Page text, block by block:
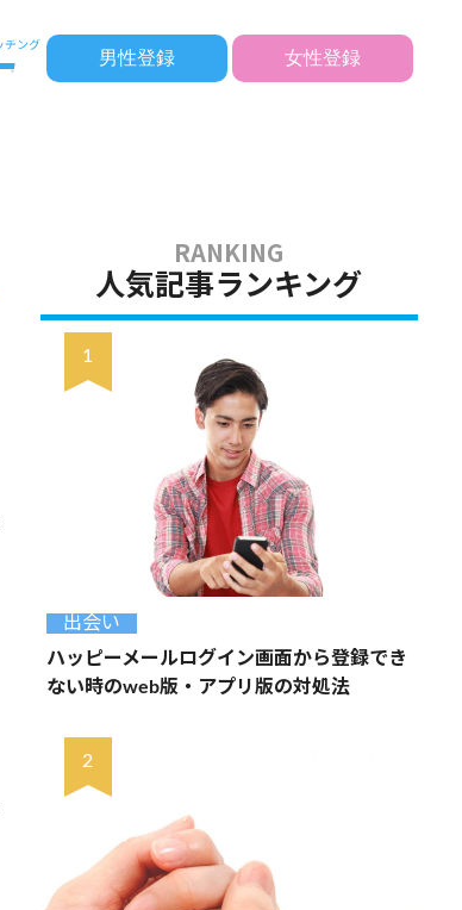
男性登録 女性登録
人気記事ランキング
出会い
ハッピーメールログイン画面から登録でき
ない時のweb版・アプリ版の対処法